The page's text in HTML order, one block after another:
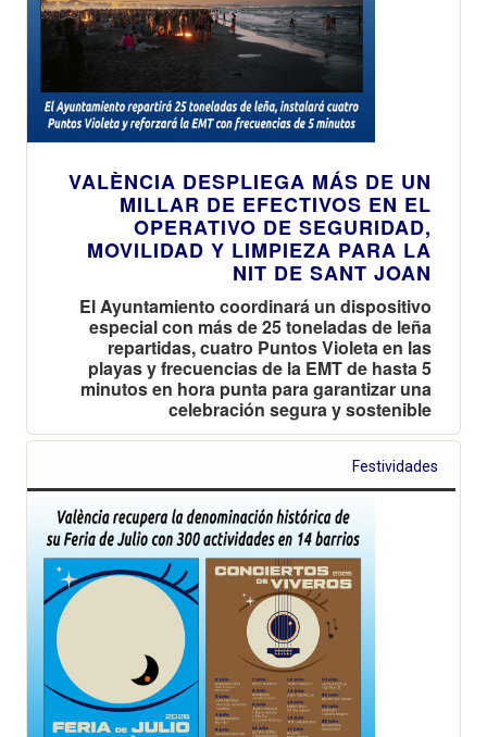
VALÈNCIA DESPLIEGA MÁS DE UN
MILLAR DE EFECTIVOS EN EL
OPERATIVO DE SEGURIDAD,
MOVILIDAD Y LIMPIEZA PARA LA
NIT DE SANT JOAN
El Ayuntamiento coordinará un dispositivo
especial con más de 25 toneladas de leña
repartidas, cuatro Puntos Violeta en las
playas y frecuencias de la EMT de hasta 5
minutos en hora punta para garantizar una
celebración segura y sostenible
Festividades